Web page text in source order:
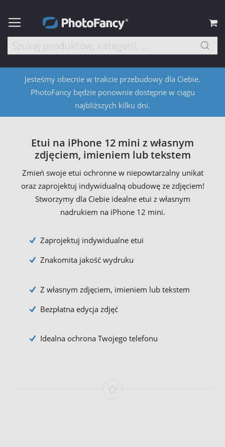
Jesteśmy obecnie w trakcie przebudowy dla Ciebie.
PhotoFancy będzie ponownie dostępne w ciągu
najbliższych kilku dni.
Etui na iPhone 12 mini z własnym
zdjęciem, imieniem lub tekstem
Zmień swoje etui ochronne w niepowtarzalny unikat
oraz zaprojektuj indywidualną obudowę ze zdjęciem!
Stworzymy dla Ciebie idealne etui z własnym
nadrukiem na iPhone 12 mini.
Zaprojektuj indywidualne etui
Znakomita jakość wydruku
Z własnym zdjęciem, imieniem lub tekstem
Bezpłatna edycja zdjęć
Idealna ochrona Twojego telefonu